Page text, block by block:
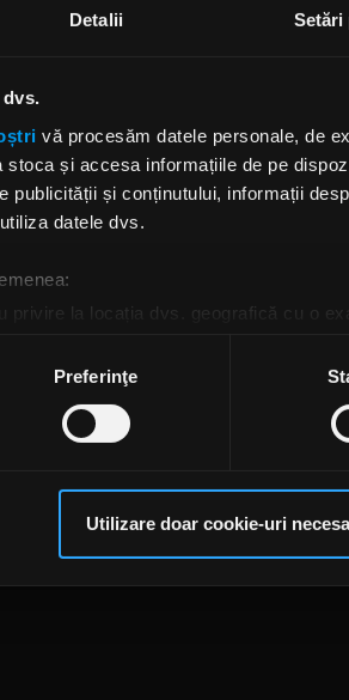
Detalii Setări
dvs.
vă procesăm datele personale, de
stoca și accesa informațiile de pe
publicității și conținutului, informații
datele dvs.
privire la locația dvs. geografică cu o
procesarea datelor dvs. personale și
acordul din Declarația despre
de rețele sociale, de
le pot combina cu alte informații oferite
Preferinţe
Utilizare doar cookie-uri
Humanity la Bran:
două imobile
empatie și
Un vis
Bikers
Contact form Newsletter Date
Despre cookie-uri CNA